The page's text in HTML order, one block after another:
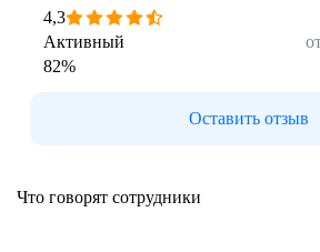
4,3
Активный
82%
Оставить отзыв
Что говорят сотрудники